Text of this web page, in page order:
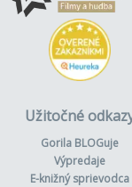
Užitočné
Gorila BLOGuje
Výpredaje
E-knižný sprievodca